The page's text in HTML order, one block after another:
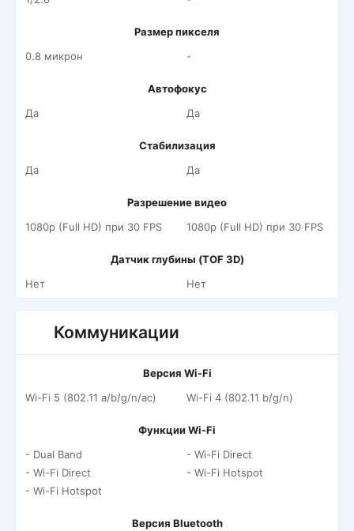
Размер пикселя
0.8 микрон
-
Автофокус
Да
Да
Стабилизация
Да
Да
Разрешение видео
1080p (Full HD) при 30 FPS
1080p (Full HD) при 30 FPS
Датчик глубины (TOF 3D)
Нет
Нет
Коммуникации
Версия Wi-Fi
Wi-Fi 5 (802.11 a/b/g/n/ac)
Wi-Fi 4 (802.11 b/g/n)
Функции Wi-Fi
- Dual Band
- Wi-Fi Direct
- Wi-Fi Hotspot
- Wi-Fi Direct
- Wi-Fi Hotspot
Версия Bluetooth